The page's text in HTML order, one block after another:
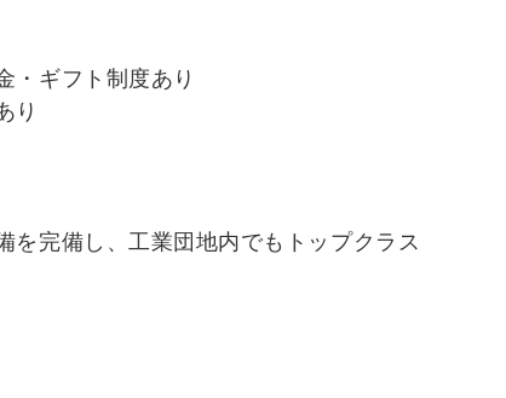
・ギフト制度あり
り
を完備し、工業団地内でもトップクラス